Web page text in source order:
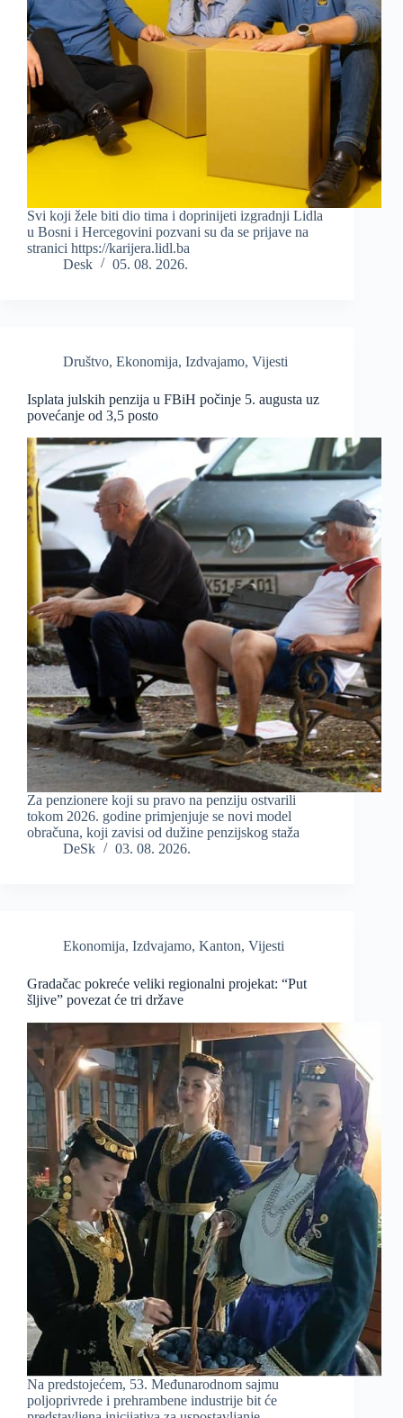
Svi koji žele biti dio tima i doprinijeti izgradnji Lidla
u Bosni i Hercegovini pozvani su da se prijave na
stranici https://karijera.lidl.ba
Desk
05. 08. 2026.
Društvo, Ekonomija, Izdvajamo, Vijesti
Isplata julskih penzija u FBiH počinje 5. augusta uz
povećanje od 3,5 posto
Za penzionere koji su pravo na penziju ostvarili
tokom 2026. godine primjenjuje se novi model
obračuna, koji zavisi od dužine penzijskog staža
DeSk
03. 08. 2026.
Ekonomija, Izdvajamo, Kanton, Vijesti
Gradačac pokreće veliki regionalni projekat: “Put
šljive” povezat će tri države
Na predstojećem, 53. Međunarodnom sajmu
poljoprivrede i prehrambene industrije bit će